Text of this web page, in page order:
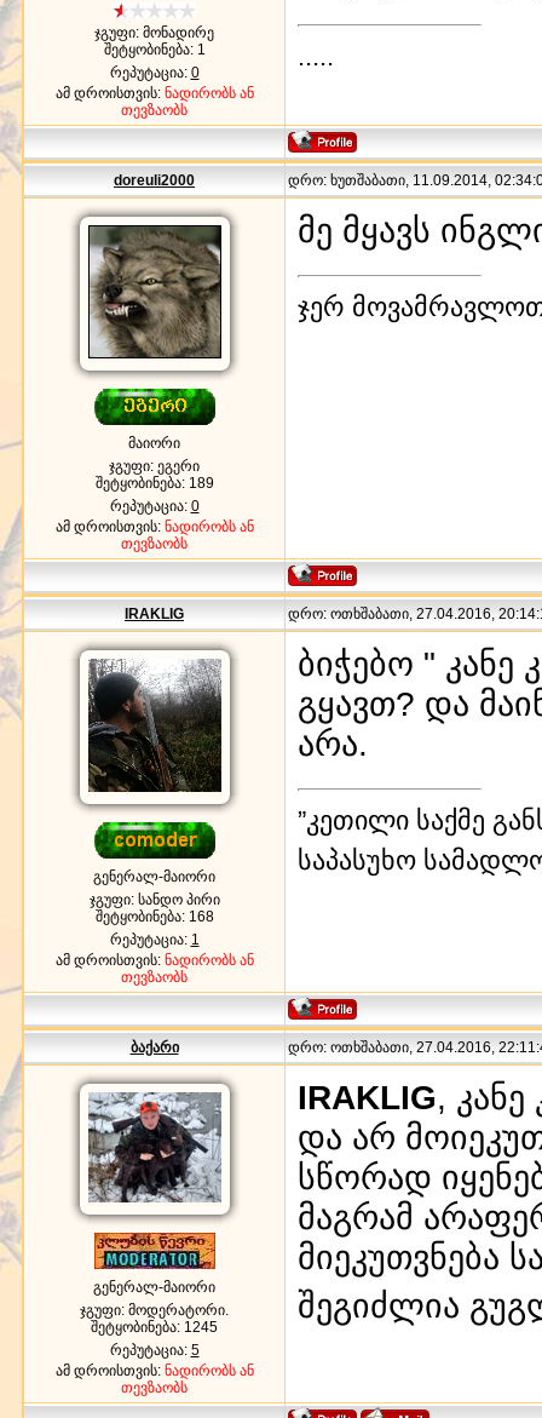
ჯგუფი: მონადირე
შეტყობინება: 1
რეპუტაცია: 0
ამ დროისთვის: ნადირობს ან
თევზაობს
.....
doreuli2000 დრო: ხუთშაბათი, 11.09.2014,
მაიორი
ჯგუფი: ეგერი
შეტყობინება: 189
რეპუტაცია: 0
ამ დროისთვის: ნადირობს ან
თევზაობს
მე მყავს
ჯერ
IRAKLIG დრო: ოთხშაბათი, 27.04.2016,
გენერალ-მაიორი
ჯგუფი: სანდო პირი
შეტყობინება: 168
რეპუტაცია: 1
ამ დროისთვის: ნადირობს ან
თევზაობს
ბიჭებო " კანე
გყავთ? და
არა.
”კეთილი საქმე
საპასუხო
ბაქარი დრო: ოთხშაბათი, 27.04.2016,
გენერალ-მაიორი
ჯგუფი: მოდერატორი.
შეტყობინება: 1245
რეპუტაცია: 5
ამ დროისთვის: ნადირობს ან
თევზაობს
IRAKLIG,
და არ
სწორად
მაგრამ
მიეკუთვნება
შეგიძლია